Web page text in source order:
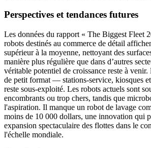
Perspectives et tendances futures
Les données du rapport « The Biggest Fleet
robots destinés au commerce de détail
supérieur à la moyenne, nettoyant des
manière plus régulière que dans d’autres
véritable potentiel de croissance reste à
de petit format — stations-service, kiosques
reste sous-exploité. Les robots actuels sont
encombrants ou trop chers, tandis que
l'aspiration. Il manque un robot de lavage
moins de 10 000 dollars, une innovation qui
expansion spectaculaire des flottes dans le
l'échelle mondiale.